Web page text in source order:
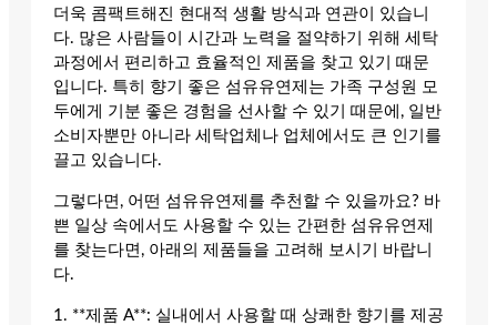
더욱 콤팩트해진 현대적 생활 방식과 연관이 있습니
다. 많은 사람들이 시간과 노력을 절약하기 위해 세탁
과정에서 편리하고 효율적인 제품을 찾고 있기 때문
입니다. 특히 향기 좋은 섬유유연제는 가족 구성원 모
두에게 기분 좋은 경험을 선사할 수 있기 때문에, 일반
소비자뿐만 아니라 세탁업체나 업체에서도 큰 인기를
끌고 있습니다.
그렇다면, 어떤 섬유유연제를 추천할 수 있을까요? 바
쁜 일상 속에서도 사용할 수 있는 간편한 섬유유연제
를 찾는다면, 아래의 제품들을 고려해 보시기 바랍니
다.
1. **제품 A**: 실내에서 사용할 때 상쾌한 향기를 제공